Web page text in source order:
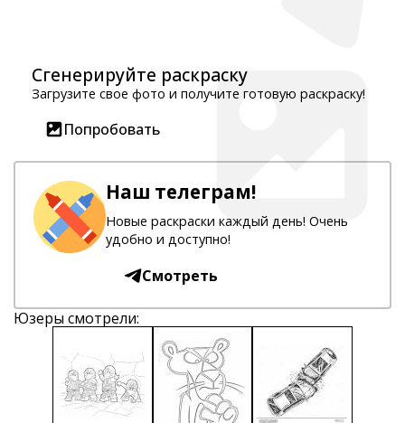
Сгенерируйте раскраску
Загрузите свое фото и получите готовую раскраску!
Попробовать
Наш телеграм!
Новые раскраски каждый день! Очень
удобно и доступно!
Смотреть
Юзеры смотрели: